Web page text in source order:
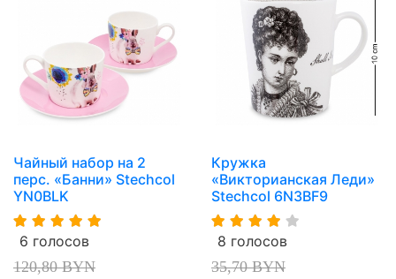
Чайный набор на 2
перс. «Банни» Stechcol
YN0BLK
6 голосов
120,80 BYN
Кружка
«Викторианская Леди»
Stechcol 6N3BF9
8 голосов
35,70 BYN